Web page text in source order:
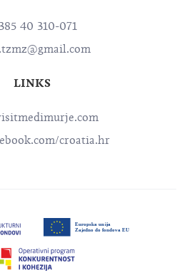
40 310-071
LINKS
croatia.hr